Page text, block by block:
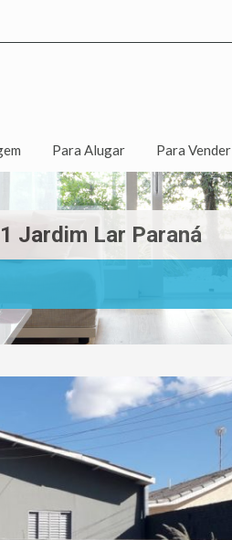
Para Alugar Para Vender
Jardim Lar Paraná